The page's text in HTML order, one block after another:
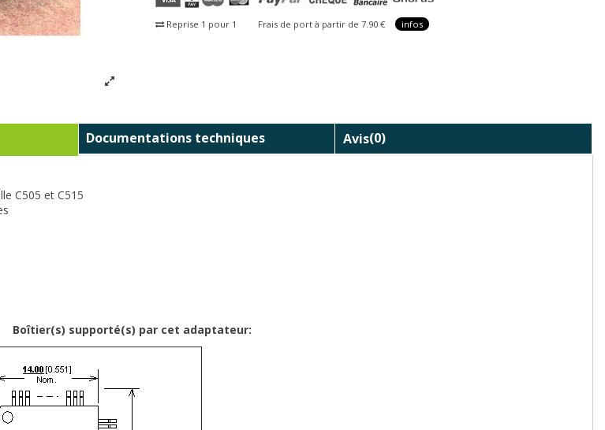
Reprise 1 pour 1 Frais de port à partir de 7.90 € infos
Documentations techniques Avis(0)
C505 et C515
par cet adaptateur: